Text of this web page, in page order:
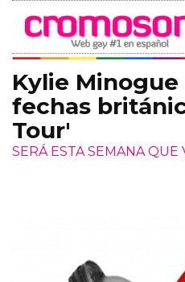
Kylie
fechas
Tour'
SERÁ ESTA SEMANA QUE